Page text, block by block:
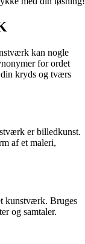
kan nogle
for ordet
kryds og tværs
er billedkunst.
af et maleri,
kunstværk. Bruges
og samtaler.